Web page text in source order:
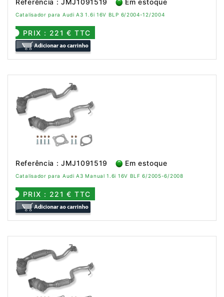
Referência : JMJ1091519 Em estoque
Catalisador para Audi A3 1.6i 16V BLP 6/2004-12/2004
PRIX : 221 € TTC
Referência : JMJ1091519 Em estoque
Catalisador para Audi A3 Manual 1.6i 16V BLF 6/2005-6/2008
PRIX : 221 € TTC